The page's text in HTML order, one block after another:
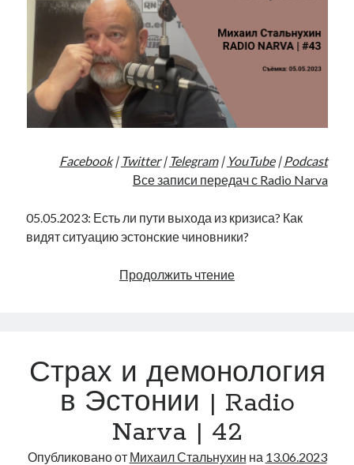
Facebook| Twitter| Telegram| YouTube| Podcast
Все записи передач с Radio Narva
05.05.2023: Есть ли пути выхода из кризиса? Как
видят ситуацию эстонские чиновники?
Продолжить чтениеСценарии
Radio
|
43
Страх и демонология
в Эстонии | Radio
Narva | 42
Опубликовано от Михаил Стальнухин на 13.06.2023